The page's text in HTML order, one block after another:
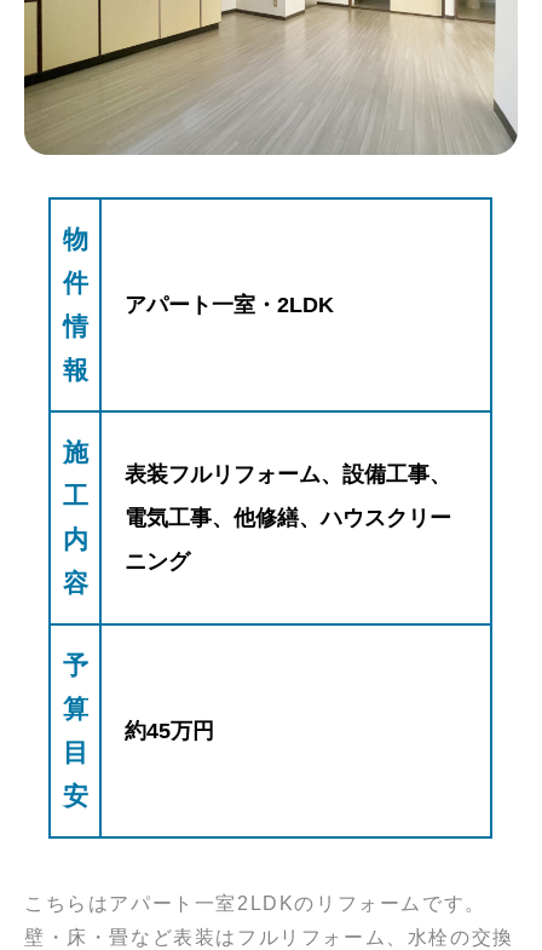
物
件
情
報
アパート一室・2LDK
施
工
内
容
表装フルリフォーム、設備工事、
電気工事、他修繕、ハウスクリー
ニング
予
算
目
安
約45万円
こちらはアパート一室2LDKのリフォームです。
壁・床・畳など表装はフルリフォーム、水栓の交換